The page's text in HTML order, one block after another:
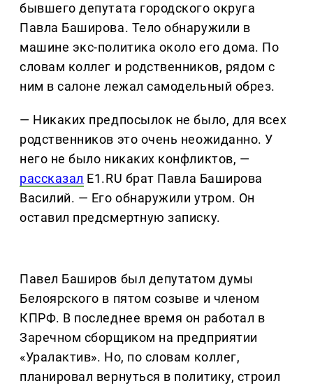
бывшего депутата городского округа
Павла Баширова. Тело обнаружили в
машине экс-политика около его дома. По
словам коллег и родственников, рядом с
ним в салоне лежал самодельный обрез.
— Никаких предпосылок не было, для всех
родственников это очень неожиданно. У
него не было никаких конфликтов, —
рассказал E1.RU брат Павла Баширова
Василий. — Его обнаружили утром. Он
оставил предсмертную записку.
Павел Баширов был депутатом думы
Белоярского в пятом созыве и членом
КПРФ. В последнее время он работал в
Заречном сборщиком на предприятии
«Уралактив». Но, по словам коллег,
планировал вернуться в политику, строил